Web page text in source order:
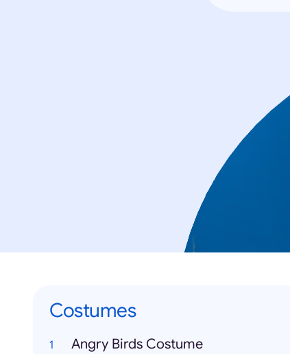
Costumes
Angry Birds Costume